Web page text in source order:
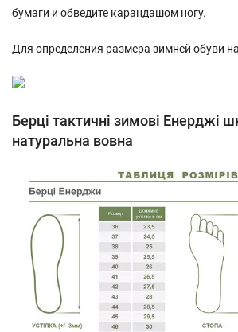
бумаги и обведите карандашом ногу.
Для определения размера зимней обуви
Берці тактичні зимові Енерджі
натуральна вовна